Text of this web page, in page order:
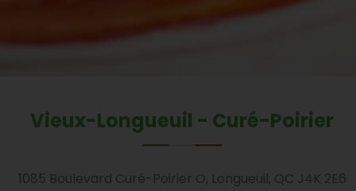
Vieux-Longueuil - Curé-Poirier
1085 Boulevard Curé-Poirier O, Longueuil, QC J4K 2E6